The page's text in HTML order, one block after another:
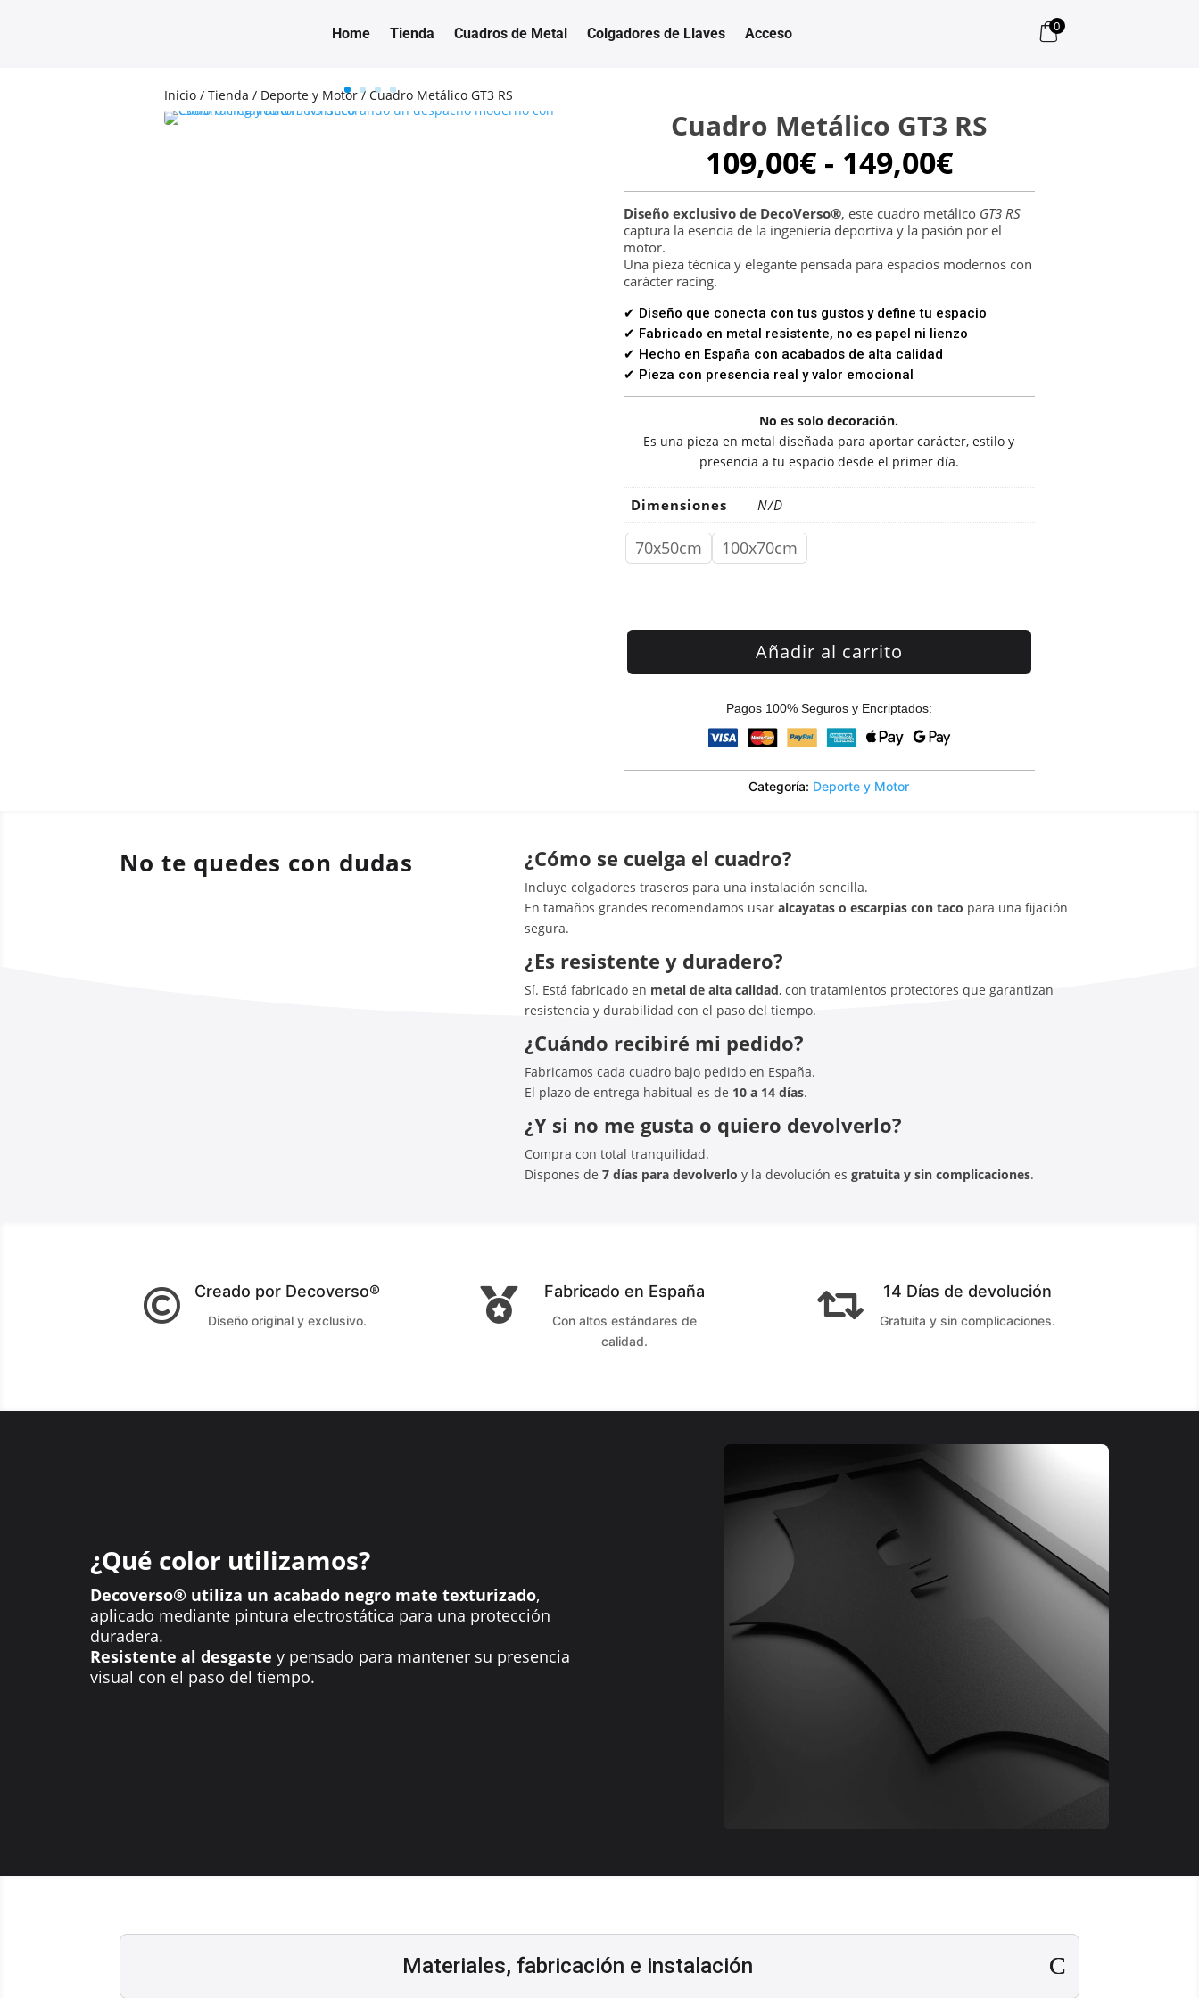
Home Tienda Cuadros de Metal Colgadores de Llaves Acceso 0
Inicio / Tienda / Deporte y Motor/ Cuadro Metálico GT3 RS
Cuadro Metálico GT3 RS
109,00€ - 149,00€Rango
de
precios:
desde
109,00€
hasta
Diseño exclusivo de DecoVerso®, este cuadro metálico GT3 RS
captura la esencia de la ingeniería deportiva y la pasión por el
motor.
Una pieza técnica y elegante pensada para espacios modernos con
carácter racing.
✔ Diseño que conecta con tus gustos y define tu espacio
✔ Fabricado en metal resistente, no es papel ni lienzo
✔ Hecho en España con acabados de alta calidad
✔ Pieza con presencia real y valor emocional
No es solo decoración.
Es una pieza en metal diseñada para aportar carácter, estilo y
presencia a tu espacio desde el primer día.
Dimensiones N/D
70x50cm 100x70cm
Añadir al carrito
Pagos 100% Seguros y Encriptados:
Categoría: Deporte y Motor
No te quedes con dudas ¿Cómo se cuelga el cuadro?
Incluye colgadores traseros para una instalación sencilla.
En tamaños grandes recomendamos usaralcayatas o escarpias con taco para una fijación
segura.
¿Es resistente y duradero?
Sí. Está fabricado en metal de alta calidad, con tratamientos protectores que garantizan
resistencia y durabilidad con el paso del tiempo.
¿Cuándo recibiré mi pedido?
Fabricamos cada cuadro bajo pedido en España.
El plazo de entrega habitual es de 10 a 14 días.
¿Y si no me gusta o quiero devolverlo?
Compra con total tranquilidad.
Dispones de7 días para devolverlo y la devolución esgratuita y sin complicaciones.
 Creado por Decoverso®
Diseño original y exclusivo.  Fabricado en España
Con altos estándares de
calidad.
 14 Días de devolución
Gratuita y sin complicaciones.
¿Qué color utilizamos?
Decoverso® utiliza un acabado negro mate texturizado,
aplicado mediante pintura electrostática para una protección
duradera.
Resistente al desgaste y pensado para mantener su presencia
visual con el paso del tiempo.
Materiales, fabricación e instalación